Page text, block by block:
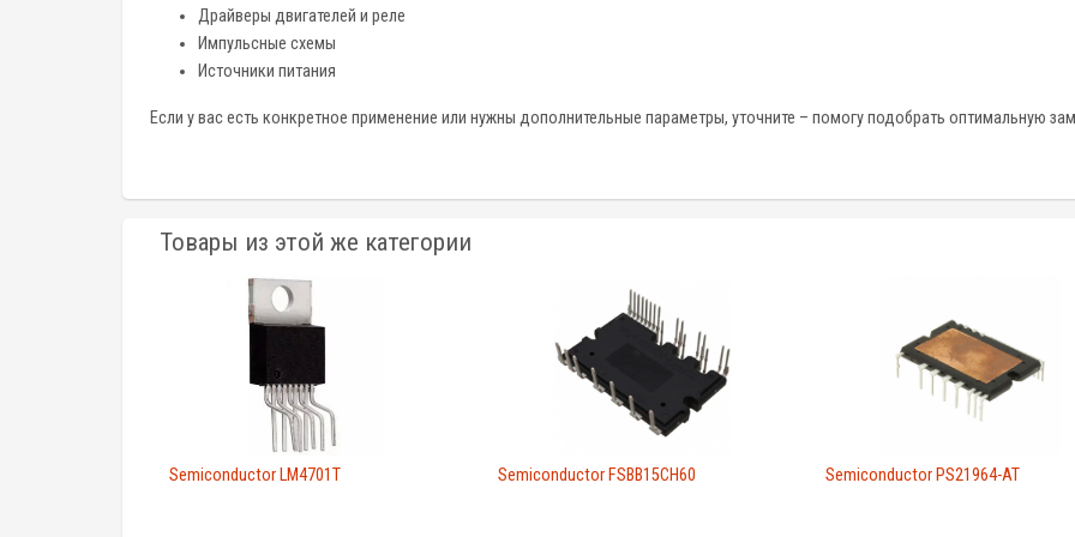
Драйверы двигателей и реле
Импульсные схемы
Источники питания
Если у вас есть конкретное применение или нужны дополнительные параметры, уточните – помогу подобрать оптимальную
Товары из этой же категории
Semiconductor LM4701T Semiconductor FSBB15CH60 Semiconductor PS21964-AT